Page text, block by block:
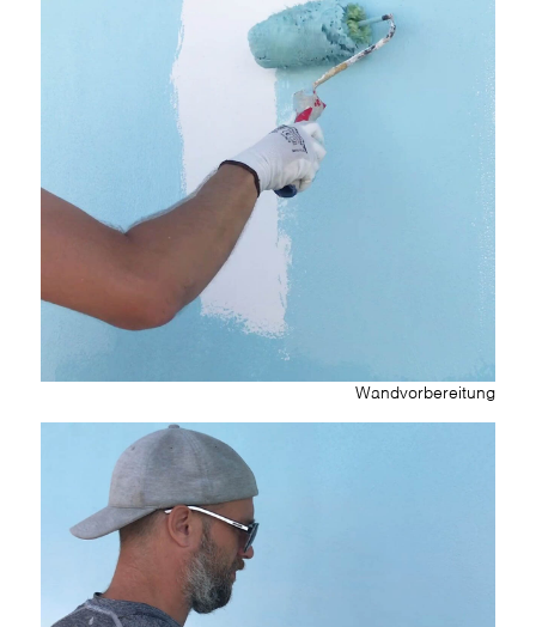
Wandvorbereitung